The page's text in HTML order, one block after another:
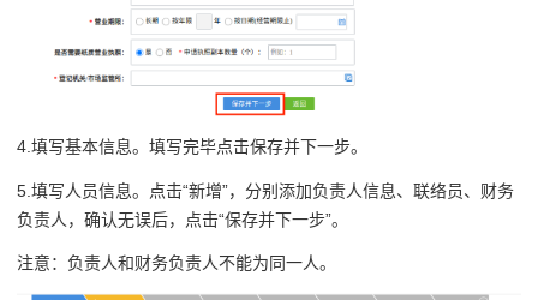
4.填写基本信息。填写完毕点击保存并下一步。
5.填写人员信息。点击“新增”，分别添加负责人信息、联络员、财务
负责人，确认无误后，点击“保存并下一步”。
注意：负责人和财务负责人不能为同一人。